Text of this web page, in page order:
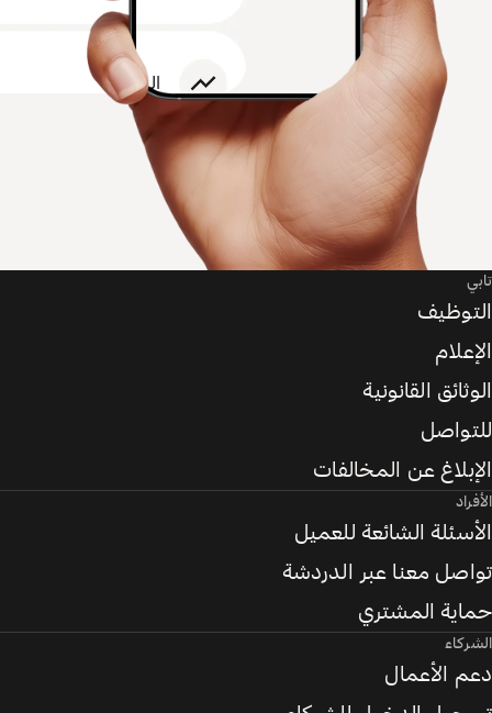
تابي
التوظيف
الإعلام
الوثائق القانونية
للتواصل
الإبلاغ عن المخالفات
الأفراد
الأسئلة الشائعة للعميل
تواصل معنا عبر الدردشة
حماية المشتري
الشركاء
دعم الأعمال